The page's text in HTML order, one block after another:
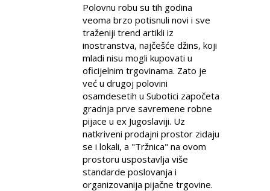
Polovnu robu su tih godina
veoma brzo potisnuli novi i sve
traženiji trend artikli iz
inostranstva, najčešće džins, koji
mladi nisu mogli kupovati u
oficijelnim trgovinama. Zato je
već u drugoj polovini
osamdesetih u Subotici započeta
gradnja prve savremene robne
pijace u ex Jugoslaviji. Uz
natkriveni prodajni prostor zidaju
se i lokali, a "Tržnica" na ovom
prostoru uspostavlja više
standarde poslovanja i
organizovanija pijačne trgovine.